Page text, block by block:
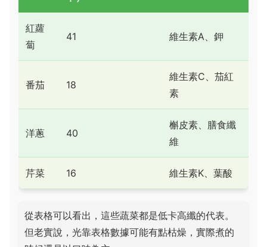
紅蘿
蔔
41 維生素A、鉀
番茄 18
維生素C、茄紅
素
洋蔥 40
槲皮素、膳食纖
維
芹菜 16 維生素K、葉酸
從表格可以看出，這些蔬菜都是低卡高纖的代表。
但老實說，光靠表格數據可能有點枯燥，實際煮的